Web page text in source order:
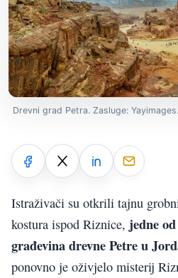
Drevni grad Petra. Zasluge: Yayimages.
Istraživači su otkrili tajnu
kostura ispod Riznice, jedne
građevina drevne Petre u
ponovno je oživjelo misterij